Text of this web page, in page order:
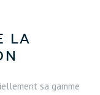
la
sa gamme